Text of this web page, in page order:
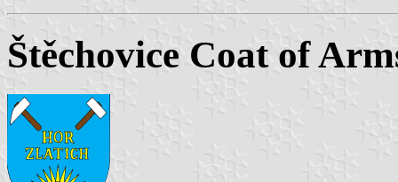
Štěchovice Coat of